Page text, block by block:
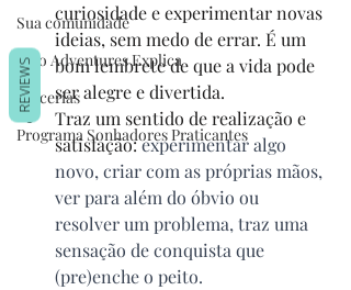
Sua comunidade
Solo Adventures Explica
Parcerias
Programa Sonhadores Praticantes
curiosidade e experimentar novas
ideias, sem medo de errar. É um
bom lembrete de que a vida pode
ser alegre e divertida.
Traz um sentido de realização e
satisfação: experimentar algo
novo, criar com as próprias mãos,
ver para além do óbvio ou
resolver um problema, traz uma
sensação de conquista que
(pre)enche o peito.
REVIEWS